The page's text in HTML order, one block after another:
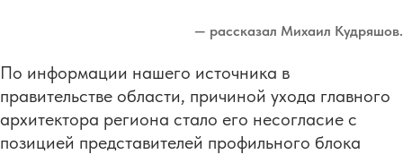
— рассказал Михаил Кудряшов.
По информации нашего источника в
правительстве области, причиной ухода главного
архитектора региона стало его несогласие с
позицией представителей профильного блока